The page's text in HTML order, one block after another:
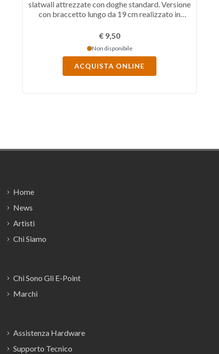
slatwall attrezzate con doghe standard. Versione
con braccetto lungo da 19 cm realizzato in
€ 9,50
Non disponibile
ACQUISTA ONLINE
Home
News
Artisti
Chi Siamo
Chi Sono Gli E-Point
Marchi
Assistenza Hardware
Supporto Tecnico